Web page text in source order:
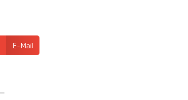
E-Mail